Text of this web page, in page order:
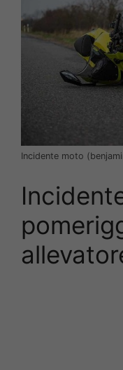
Incidente moto